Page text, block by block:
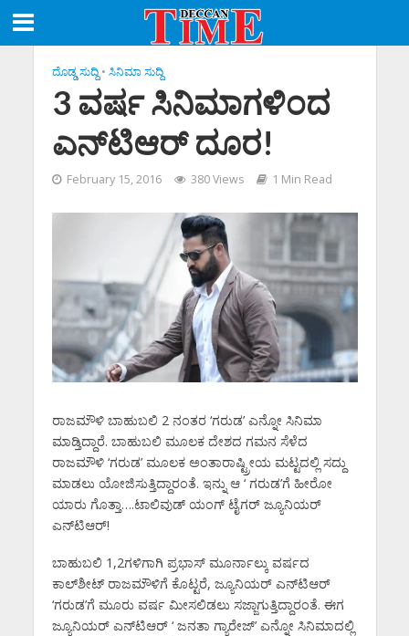
ದೊಡ್ಡ ಸುದ್ದಿ • ಸಿನಿಮಾ ಸುದ್ದಿ
3 ವರ್ಷ ಸಿನಿಮಾಗಳಿಂದ
ಎನ್‌ಟಿಆರ್ ದೂರ!
February 15, 2016 380 Views 1 Min Read
ರಾಜಮೌಳಿ ಬಾಹುಬಲಿ 2 ನಂತರ ‘ಗರುಡ’ ಎನ್ನೋ ಸಿನಿಮಾ
ಮಾಡ್ತಿದ್ದಾರೆ. ಬಾಹುಬಲಿ ಮೂಲಕ ದೇಶದ ಗಮನ ಸೆಳೆದ
ರಾಜಮೌಳಿ ‘ಗರುಡ’ ಮೂಲಕ ಅಂತಾರಾಷ್ಟ್ರೀಯ ಮಟ್ಟದಲ್ಲಿ ಸದ್ದು
ಮಾಡಲು ಯೋಜಿಸುತ್ತಿದ್ದಾರಂತೆ. ಇನ್ನು ಆ ‘ ಗರುಡ’ಗೆ ಹೀರೋ
ಯಾರು ಗೊತ್ತಾ….ಟಾಲಿವುಡ್ ಯಂಗ್ ಟೈಗರ್ ಜ್ಯೂನಿಯರ್
ಎನ್‌ಟಿಆರ್!
ಬಾಹುಬಲಿ 1,2ಗಳಿಗಾಗಿ ಪ್ರಭಾಸ್ ಮೂರ್ನಾಲ್ಕು ವರ್ಷದ
ಕಾಲ್‌ಶೀಟ್‌ ರಾಜಮೌಳಿಗೆ ಕೊಟ್ಟರೆ, ಜ್ಯೂನಿಯರ್ ಎನ್‌ಟಿಆರ್
‘ಗರುಡ’ಗೆ ಮೂರು ವರ್ಷ ಮೀಸಲಿಡಲು ಸಜ್ಜಾಗುತ್ತಿದ್ದಾರಂತೆ. ಈಗ
ಜ್ಯೂನಿಯರ್ ಎನ್‌ಟಿಆರ್ ‘ ಜನತಾ ಗ್ಯಾರೇಜ್’ ಎನ್ನೋ ಸಿನಿಮಾದಲ್ಲಿ